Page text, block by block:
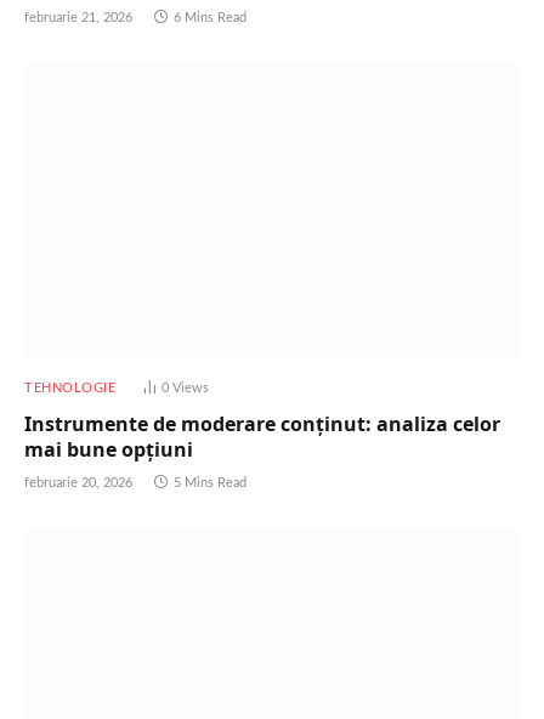
februarie 21, 2026 6 Mins Read
TEHNOLOGIE 0 Views
Instrumente de moderare conținut: analiza celor
mai bune opțiuni
februarie 20, 2026 5 Mins Read